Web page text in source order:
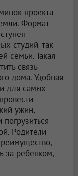
проекта —
Формат
студий, так
семьи. Такая
связь
дома. Удобная
для самых
ужин,
Родители
за ребенком,